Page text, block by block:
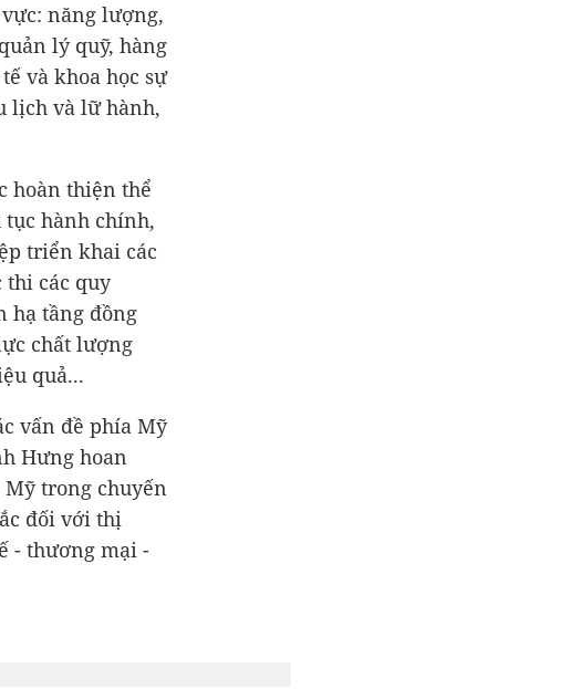
năng lượng,
lý quỹ, hàng
và khoa học sự
lịch và lữ hành,
hoàn thiện thể
hành chính,
triển khai các
thi các quy
hạ tầng đồng
chất lượng
quả...
vấn đề phía Mỹ
Hưng hoan
Mỹ trong chuyến
đối với thị
- thương mại -